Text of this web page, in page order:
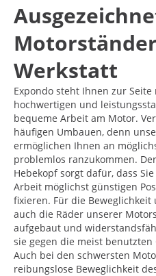
Werkstatt
Expondo steht Ihnen zur
hochwertigen und
bequeme Arbeit am Motor.
häufigen Umbauen, denn
ermöglichen Ihnen an
problemlos ranzukommen.
Hebekopf sorgt dafür, dass
Arbeit möglichst günstigen
fixieren. Für die
auch die Räder unserer
aufgebaut und
sie gegen die meist
Auch bei den schwersten
reibungslose Beweglichkeit